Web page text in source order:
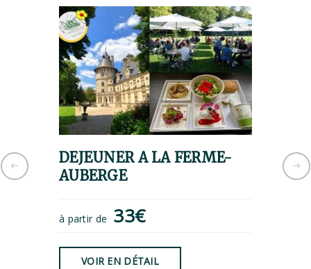
DEJEUNER A LA FERME-
AUBERGE
à partir de 33€
VOIR EN DÉTAIL